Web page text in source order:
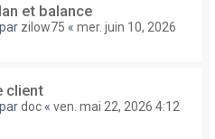
et balance
zilow75 « mer. juin 10, 2026
client
doc « ven. mai 22, 2026 4:12